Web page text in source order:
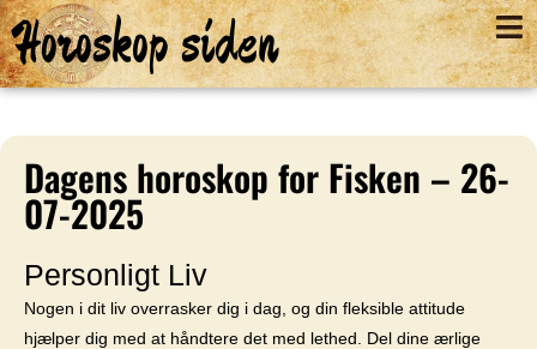
Horoskop siden
Dagens horoskop for Fisken – 26-
07-2025
Personligt Liv
Nogen i dit liv overrasker dig i dag, og din fleksible attitude
hjælper dig med at håndtere det med lethed. Del dine ærlige